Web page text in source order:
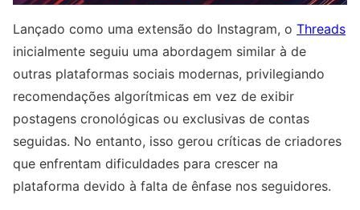
Lançado como uma extensão do Instagram, o Threads
inicialmente seguiu uma abordagem similar à de
outras plataformas sociais modernas, privilegiando
recomendações algorítmicas em vez de exibir
postagens cronológicas ou exclusivas de contas
seguidas. No entanto, isso gerou críticas de criadores
que enfrentam dificuldades para crescer na
plataforma devido à falta de ênfase nos seguidores.